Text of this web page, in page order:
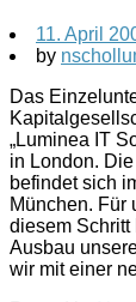
11. April
by
Das
„Luminea IT
in London.
befindet sich
München. Für
diesem Schritt
Ausbau
wir mit einer